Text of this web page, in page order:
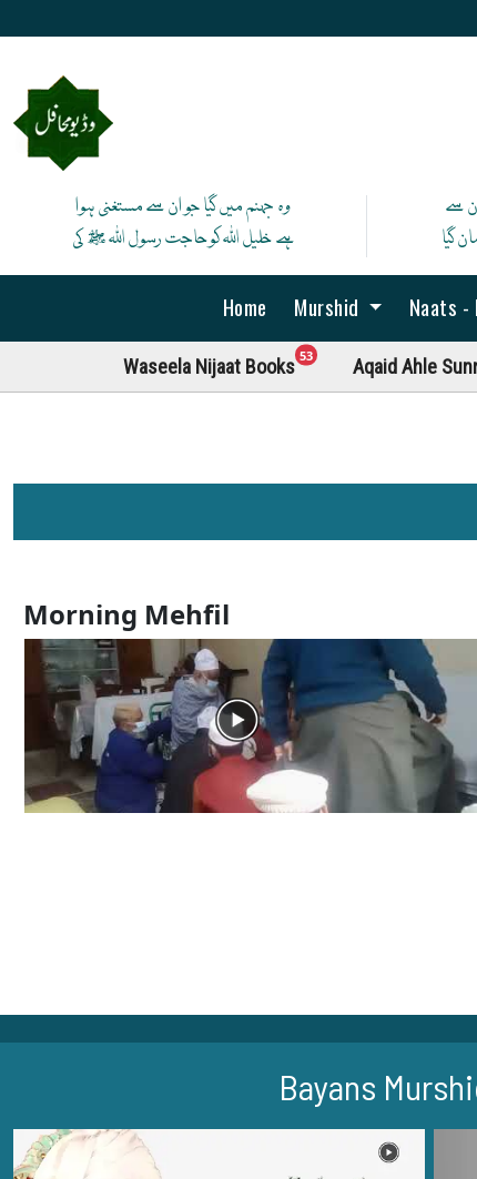
وہ جہنم میں گیا جو ان سے مستغنی ہوا
ہے خلیل اللہ کوحاجت رسول اللہ ﷺ کی
سے
گیا
Home Murshid Naats -
Waseela Nijaat Books 53unread messages
Aqaid Ahle
Morning Mehfil
Bayans